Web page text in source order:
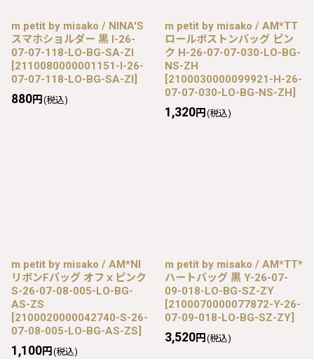
m petit by misako / NINA'S
スマホショルダー 黒 I-26-
07-07-118-LO-BG-SA-ZI
[2110080000001151-I-26-
07-07-118-LO-BG-SA-ZI]
880円 (税込)
m petit by misako / AM*TT
ロールボストンバッグ ピン
ク H-26-07-07-030-LO-BG-
NS-ZH
[2100030000099921-H-26-
07-07-030-LO-BG-NS-ZH]
1,320円 (税込)
m petit by misako / AM*NI
リボンFバッグ オフｘピンク
S-26-07-08-005-LO-BG-
AS-ZS
[2100020000042740-S-26-
07-08-005-LO-BG-AS-ZS]
1,100円 (税込)
m petit by misako / AM*TT*
ハートバッグ 黒 Y-26-07-
09-018-LO-BG-SZ-ZY
[2100070000077872-Y-26-
07-09-018-LO-BG-SZ-ZY]
3,520円 (税込)